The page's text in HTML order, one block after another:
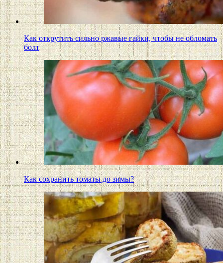
Как открутить сильно ржавые гайки, чтобы не обломать
болт
Как сохранить томаты до зимы?